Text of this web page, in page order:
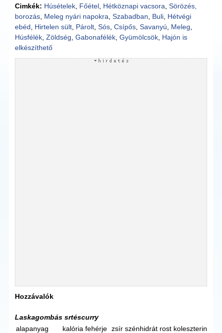
Cimkék: Húsételek Főétel Hétköznapi vacsora ,Sörözés,
borozás Meleg nyári napokra ,Szabadban Buli Hétvégi
ebéd
Hirtelen sült Párolt ,Sós ,Csípős ,Savanyú Meleg
Húsfélék ,Zöldség ,Gabonafélék ,Gyümölcsök Hajón is
elkészíthető
Hozzávalók
Laskagombás srtéscurry
alapanyag
kalória fehérje zsír szénhidrát rost koleszterin